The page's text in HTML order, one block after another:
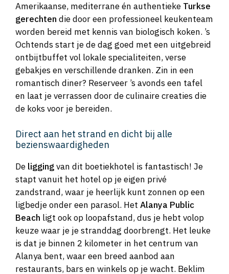
Amerikaanse, mediterrane én authentieke Turkse
gerechten die door een professioneel keukenteam
worden bereid met kennis van biologisch koken. ’s
Ochtends start je de dag goed met een uitgebreid
ontbijtbuffet vol lokale specialiteiten, verse
gebakjes en verschillende dranken. Zin in een
romantisch diner? Reserveer ’s avonds een tafel
en laat je verrassen door de culinaire creaties die
de koks voor je bereiden.
Direct aan het strand en dicht bij alle
bezienswaardigheden
De liggingvan dit boetiekhotel is fantastisch! Je
stapt vanuit het hotel op je eigen privé
zandstrand, waar je heerlijk kunt zonnen op een
ligbedje onder een parasol. Het Alanya Public
Beach ligt ook op loopafstand, dus je hebt volop
keuze waar je je stranddag doorbrengt. Het leuke
is dat je binnen 2 kilometer in het centrum van
Alanya bent, waar een breed aanbod aan
restaurants, bars en winkels op je wacht. Beklim